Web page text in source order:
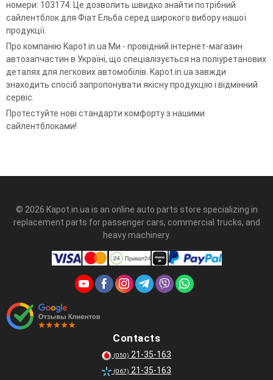
номери: 103174. Це дозволить швидко знайти потрібний
сайлентблок для Фіат Ельба серед широкого вибору нашої
продукції.
Про компанію Kapot.in.ua Ми - провідний інтернет-магазин
автозапчастин в Україні, що спеціалізується на поліуретанових
деталях для легкових автомобілів. Kapot.in.ua завжди
знаходить спосіб запропонувати якісну продукцію і відмінний
сервіс.
Протестуйте нові стандарти комфорту з нашими
сайлентблоками!
© 2026 Kapot.in.ua is an online auto parts store specializing in
replacement parts for passenger cars, commercial trucks, and
heavy machinery.
Contacts
(050) 21-35-163
(067) 21-35-163